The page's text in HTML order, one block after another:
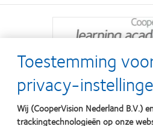
Toestemming
privacy-
Wij (CooperVision Nederland B.V.)
trackingtechnologieën op onze